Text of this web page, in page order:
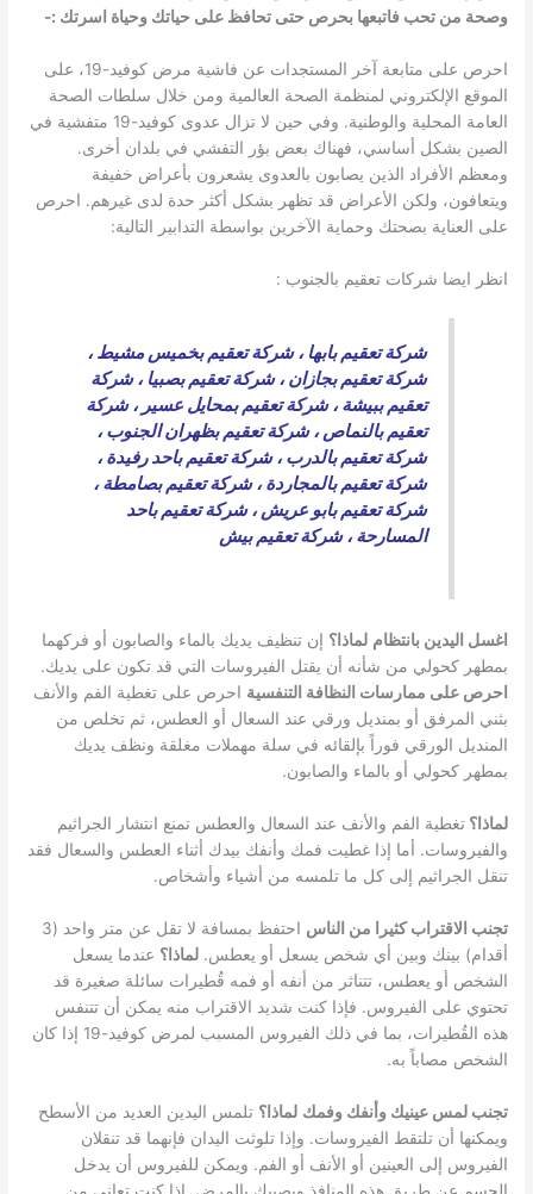
وصحة من تحب فاتبعها بحرص حتى تحافظ على حياتك وحياة اسرتك :-
احرص على متابعة آخر المستجدات عن فاشية مرض كوفيد-19، على
الموقع الإلكتروني لمنظمة الصحة العالمية ومن خلال سلطات الصحة
العامة المحلية والوطنية. وفي حين لا تزال عدوى كوفيد-19 متفشية في
الصين بشكل أساسي، فهناك بعض بؤر التفشي في بلدان أخرى.
ومعظم الأفراد الذين يصابون بالعدوى يشعرون بأعراض خفيفة
ويتعافون، ولكن الأعراض قد تظهر بشكل أكثر حدة لدى غيرهم. احرص
على العناية بصحتك وحماية الآخرين بواسطة التدابير التالية:
انظر ايضا شركات تعقيم بالجنوب :
شركة تعقيم بابها ،شركة تعقيم بخميس مشيط،
شركة تعقيم بجازان،شركة تعقيم بصبيا ،شركة
تعقيم ببيشة،شركة تعقيم بمحايل عسير ،شركة
تعقيم بالنماص،شركة تعقيم بظهران الجنوب،
شركة تعقيم بالدرب،شركة تعقيم باحد رفيدة،
شركة تعقيم بالمجاردة،شركة تعقيم بصامطة،
شركة تعقيم بابو عريش،شركة تعقيم باحد
المسارحة،شركة تعقيم بيش
اغسل اليدين بانتظام لماذا؟ إن تنظيف يديك بالماء والصابون أو فركهما
بمطهر كحولي من شأنه أن يقتل الفيروسات التي قد تكون على يديك.
احرص على ممارسات النظافة التنفسية احرص على تغطية الفم والأنف
بثني المرفق أو بمنديل ورقي عند السعال أو العطس، ثم تخلص من
المنديل الورقي فوراً بإلقائه في سلة مهملات مغلقة ونظف يديك
بمطهر كحولي أو بالماء والصابون.
لماذا؟تغطية الفم والأنف عند السعال والعطس تمنع انتشار الجراثيم
والفيروسات. أما إذا غطيت فمك وأنفك بيدك أثناء العطس والسعال فقد
تنقل الجراثيم إلى كل ما تلمسه من أشياء وأشخاص.
تجنب الاقتراب كثيرا من الناس
احتفظ بمسافة لا تقل عن متر واحد (3
أقدام) بينك وبين أي شخص يسعل أو يعطس.لماذا؟ عندما يسعل
الشخص أو يعطس، تتناثر من أنفه أو فمه قُطيرات سائلة صغيرة قد
تحتوي على الفيروس. فإذا كنت شديد الاقتراب منه يمكن أن تتنفس
هذه القُطيرات، بما في ذلك الفيروس المسبب لمرض كوفيد-19 إذا كان
الشخص مصاباً به.
تجنب لمس عينيك وأنفك وفمك لماذا؟ تلمس اليدين العديد من الأسطح
ويمكنها أن تلتقط الفيروسات. وإذا تلوثت اليدان فإنهما قد تنقلان
الفيروس إلى العينين أو الأنف أو الفم. ويمكن للفيروس أن يدخل
الجسم عن طريق هذه المنافذ ويصيبك بالمرض. إذا كنت تعاني من